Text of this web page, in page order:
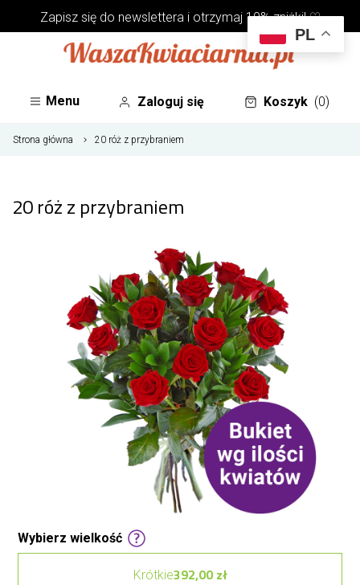
Zapisz się do newsletterai otrzymaj 10% zniżki! ♡
Menu Zaloguj się Koszyk (0)
Strona główna 20 róż z przybraniem
20 róż z przybraniem
Wybierz wielkość
Krótkie392,00 zł
PL